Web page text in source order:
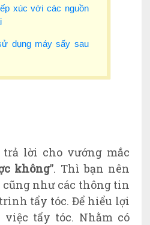
xúc với các nguồn
dụng máy sấy sau
lời cho vướng mắc
không”. Thì bạn nên
như các thông tin
tẩy tóc. Để hiểu lợi
tẩy tóc. Nhằm có